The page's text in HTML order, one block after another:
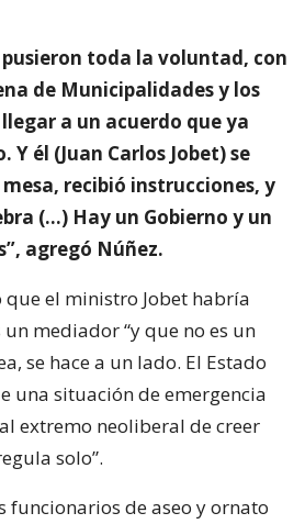
toda la voluntad, con
de Municipalidades y los
a un acuerdo que ya
él (Juan Carlos Jobet) se
recibió instrucciones, y
(…) Hay un Gobierno y un
agregó Núñez.
el ministro Jobet habría
mediador “y que no es un
se hace a un lado. El Estado
una situación de emergencia
extremo neoliberal de creer
solo”.
funcionarios de aseo y ornato